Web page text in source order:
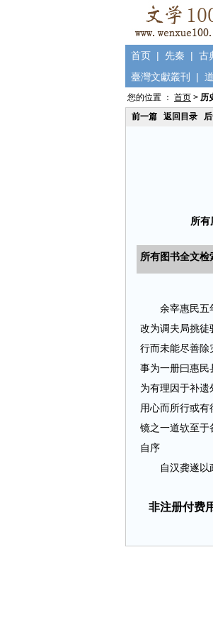
首页 | 先秦 | 古
臺灣文獻叢刊
|
您的位置 ： 首页 > 历
前一篇
返回目录
余宰惠民五年
改为调夫局挑徒
行而未能尽善除
事为一册曰惠民
为有理因于补
用心而所行或
镜之一道欤至于
自序
自汉龚遂以政
非注册付费